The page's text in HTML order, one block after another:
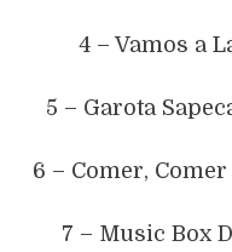
4 – Vamos a
5 – Garota
6 – Comer,
7 – Music Box